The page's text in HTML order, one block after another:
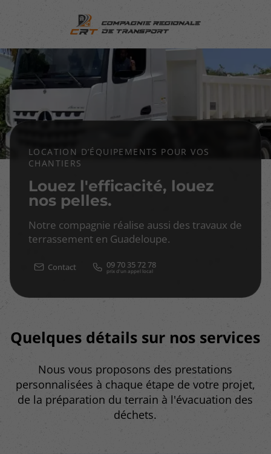
LOCATION D’ÉQUIPEMENTS POUR VOS
CHANTIERS
Louez l'efficacité, louez
nos pelles.
Notre compagnie réalise aussi des travaux de
terrassement en Guadeloupe.
Contact 09 70 35 72 78
Quelques détails sur nos services
Nous vous proposons des prestations
personnalisées à chaque étape de votre projet,
de la préparation du terrain à l'évacuation des
déchets.